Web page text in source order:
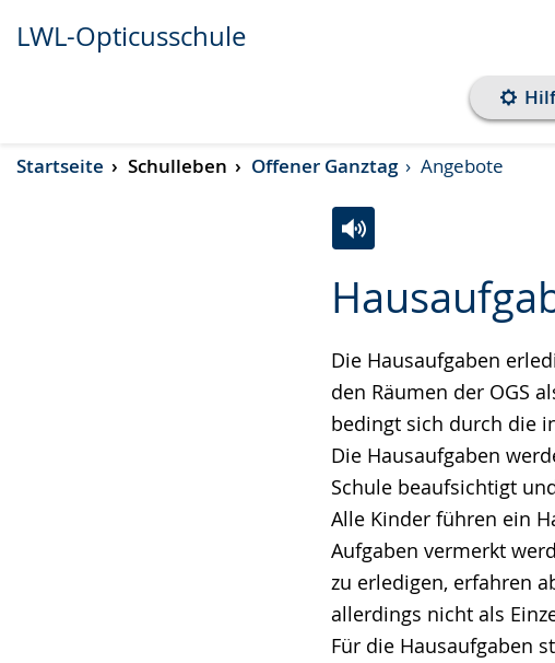
Transkript anzeigen
Abspielen
Pausieren
LWL-Opticusschule
Startseite Schulleben Offener Ganztag Angebote
Die Hausaufgaben
den Räumen der OGS
bedingt sich durch die
Die Hausaufgaben
Schule beaufsichtigt
Alle Kinder führen ein
Aufgaben vermerkt
zu erledigen, erfahren
allerdings nicht als
Für die Hausaufgaben
Leichten
wechseln.
Audio-
Video
Deutscher
Gebärdensprache
wird
angezeigt.